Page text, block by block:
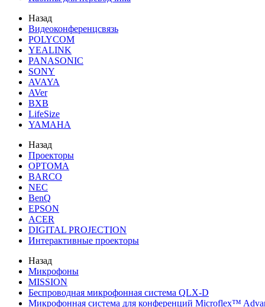
Назад
Видеоконференцсвязь
POLYCOM
YEALINK
PANASONIC
SONY
AVAYA
AVer
BXB
LifeSize
YAMAHA
Назад
Проекторы
OPTOMA
BARCO
NEC
BenQ
EPSON
ACER
DIGITAL PROJECTION
Интерактивные проекторы
Назад
Микрофоны
MISSION
Беспроводная микрофонная система QLX-D
Микрофонная система для конференций Microflex™